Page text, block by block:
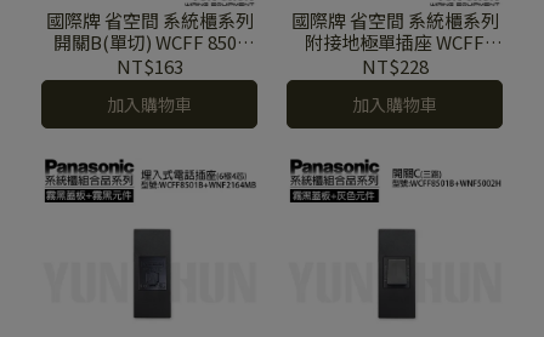
國際牌 省空間 系統櫃系列
開關B(單切) WCFF 8501
B+WNF 5001 B (霧黑色蓋
板+黑色元件)
NT$163
加入購物車
國際牌 省空間 系統櫃系列
附接地極單插座 WCFF
8501 B+WNF 1101 MB (霧
黑色蓋板+霧黑色元件)
NT$228
加入購物車